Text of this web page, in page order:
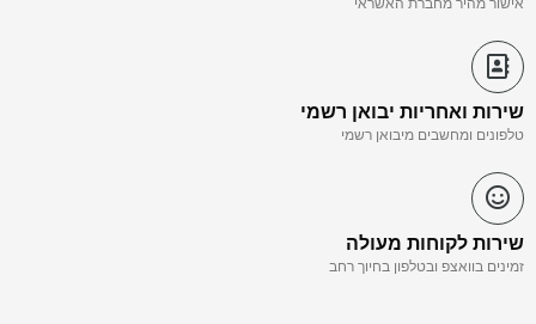
שירות ואחריות יבואן רשמי
טלפונים ומחשבים מיבואן רשמי
שירות לקוחות מעולה
זמינים בוואצפ ובטלפון בחיוך רחב